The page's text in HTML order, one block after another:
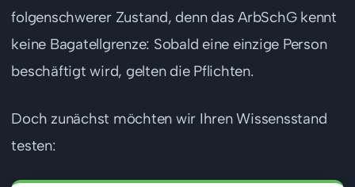
folgenschwerer Zustand, denn das ArbSchG kennt
keine Bagatellgrenze: Sobald eine einzige Person
beschäftigt wird, gelten die Pflichten.
Doch zunächst möchten wir Ihren Wissensstand
testen: